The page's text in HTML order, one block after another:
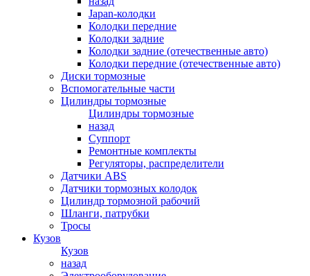
Japan-колодки
Колодки передние
Колодки задние
Колодки задние (отечественные авто)
Колодки передние (отечественные авто)
Диски тормозные
Вспомогательные части
Цилиндры тормозные
Цилиндры тормозные
назад
Суппорт
Ремонтные комплекты
Регуляторы, распределители
Датчики ABS
Датчики тормозных колодок
Цилиндр тормозной рабочий
Шланги, патрубки
Тросы
Кузов
Кузов
назад